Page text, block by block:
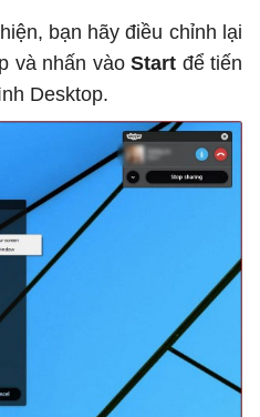
bạn hãy điều chỉnh lại
và nhấn vàoStart để tiến
Desktop.